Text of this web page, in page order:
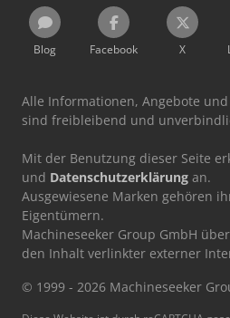
Blog Facebook X
Alle Informationen, Angebote
sind freibleibend und
Mit der Benutzung dieser Seite
und Datenschutzerklärung an.
Ausgewiesene Marken gehören
Eigentümern.
Machineseeker Group GmbH
den Inhalt verlinkter externer
© 1999 - 2026 Machineseeker